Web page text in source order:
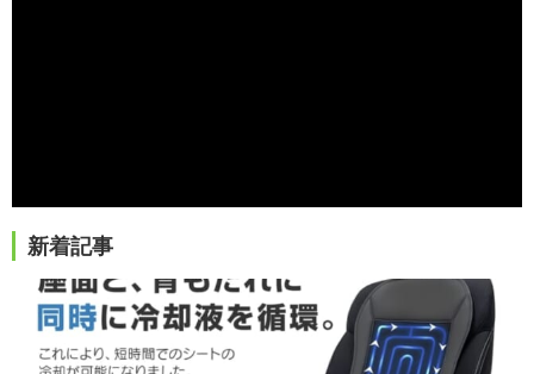
新着記事